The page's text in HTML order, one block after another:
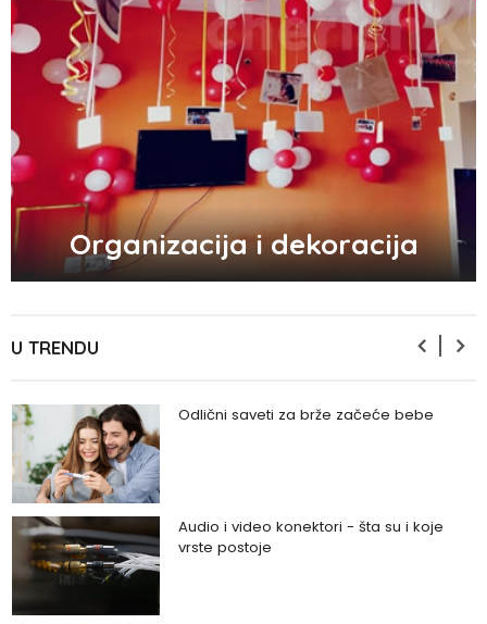
Organizacija i dekoracija
U TRENDU
Zašto se seksualni život gasi kako
prolaze godine braka?
5 načina kako da pobedite stres
Odlični saveti za brže začeće bebe
Audio i video konektori - šta su i koje
vrste postoje